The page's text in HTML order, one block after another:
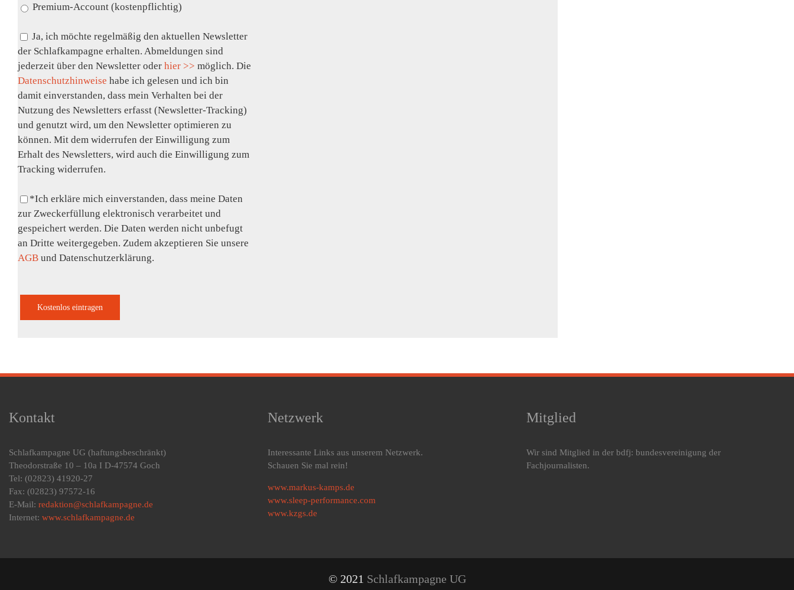
Premium-Account (kostenpflichtig)
Ja, ich möchte regelmäßig den aktuellen Newsletter
der Schlafkampagne erhalten. Abmeldungen sind
jederzeit über den Newsletter oder hier >> möglich. Die
Datenschutzhinweise habe ich gelesen und ich bin
damit einverstanden, dass mein Verhalten bei der
Nutzung des Newsletters erfasst (Newsletter-Tracking)
und genutzt wird, um den Newsletter optimieren zu
können. Mit dem widerrufen der Einwilligung zum
Erhalt des Newsletters, wird auch die Einwilligung zum
Tracking widerrufen.
*Ich erkläre mich einverstanden, dass meine Daten
zur Zweckerfüllung elektronisch verarbeitet und
gespeichert werden. Die Daten werden nicht unbefugt
an Dritte weitergegeben. Zudem akzeptieren Sie unsere
AGB und Datenschutzerklärung.
Kontakt
Schlafkampagne UG (haftungsbeschränkt)
Theodorstraße 10 – 10a I D-47574 Goch
Tel: (02823) 41920-27
Fax: (02823) 97572-16
E-Mail: redaktion@schlafkampagne.de
Internet: www.schlafkampagne.de
Netzwerk
Interessante Links aus unserem Netzwerk.
Schauen Sie mal rein!
www.markus-kamps.de
www.sleep-performance.com
www.kzgs.de
Mitglied
Wir sind Mitglied in der bdfj: bundesvereinigung der
Fachjournalisten.
© 2021 Schlafkampagne UG